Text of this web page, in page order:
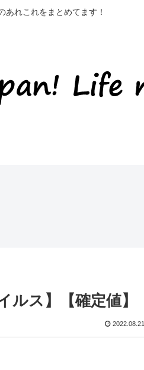
あれこれをまとめてます！
ルス】【確定値】
2022.08.21